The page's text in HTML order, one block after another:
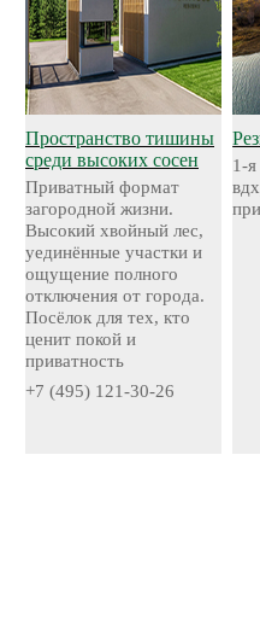
Пространство тишины
среди высоких сосен
Приватный формат
загородной жизни.
Высокий хвойный лес,
уединённые участки и
ощущение полного
отключения от города.
Посёлок для тех, кто
ценит покой и
приватность
+7 (495) 121-30-26
1-